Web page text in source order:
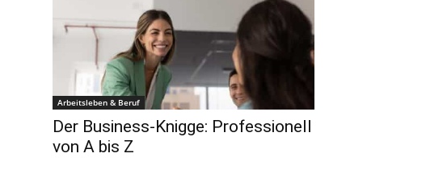
Arbeitsleben & Beruf
Der Business-Knigge: Professionell
von A bis Z